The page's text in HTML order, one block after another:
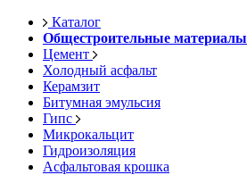
Каталог
Общестроительные материалы
Цемент
Холодный асфальт
Керамзит
Битумная эмульсия
Гипс
Микрокальцит
Гидроизоляция
Асфальтовая крошка